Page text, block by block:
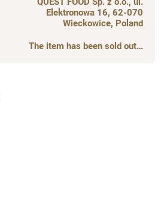
Elektronowa 16, 62-070
Wieckowice, Poland
The item has been sold out…